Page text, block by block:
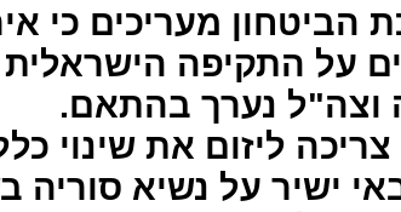
הביטחון מעריכים כי
על התקיפה הישראלית
וצה"ל נערך בהתאם.
צריכה ליזום את שינוי
ישיר על נשיא סוריה